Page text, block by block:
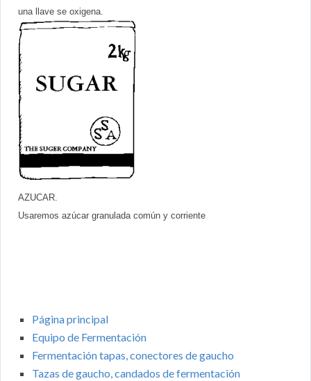
una llave se oxigena.
AZUCAR.
Usaremos azúcar granulada común y corriente
Página principal
Equipo de Fermentación
Fermentación tapas, conectores de gaucho
Tazas de gaucho, candados de fermentación